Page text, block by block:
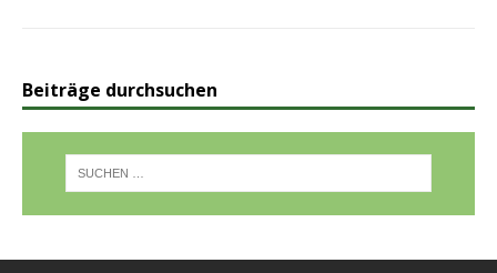
Beiträge durchsuchen